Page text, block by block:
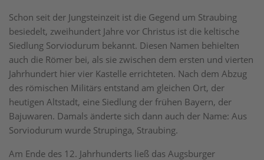
Schon seit der Jungsteinzeit ist die Gegend um Straubing
besiedelt, zweihundert Jahre vor Christus ist die keltische
Siedlung Sorviodurum bekannt. Diesen Namen behielten
auch die Römer bei, als sie zwischen dem ersten und vierten
Jahrhundert hier vier Kastelle errichteten. Nach dem Abzug
des römischen Militärs entstand am gleichen Ort, der
heutigen Altstadt, eine Siedlung der frühen Bayern, der
Bajuwaren. Damals änderte sich dann auch der Name: Aus
Sorviodurum wurde Strupinga, Straubing.
Am Ende des 12. Jahrhunderts ließ das Augsburger